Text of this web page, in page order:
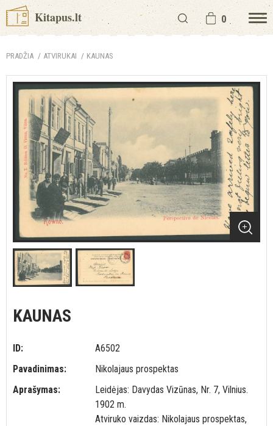
Kitapus.lt 0
PRADŽIA ATVIRUKAI KAUNAS
KAUNAS
ID:
A6502
Pavadinimas:
Nikolajaus prospektas
Aprašymas:
Leidėjas: Davydas Vizūnas, Nr. 7, Vilnius.
1902 m.
Atviruko vaizdas: Nikolajaus prospektas,